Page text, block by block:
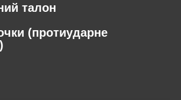
талон
(протиударне